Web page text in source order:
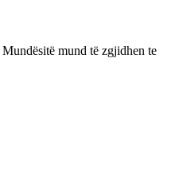
mund të zgjidhen te